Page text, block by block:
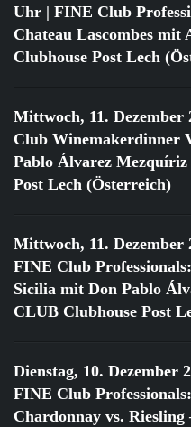
Uhr | FINE Club
Chateau Lascombes
Clubhouse Post Lech
Mittwoch, 11. Dezember
Club Winemakerdinner
Pablo Álvarez
Post Lech (Österreich)
Mittwoch, 11. Dezember
FINE Club
Sicilia mit Don Pablo
CLUB Clubhouse Post
Dienstag, 10. Dezember
FINE Club
Chardonnay vs.